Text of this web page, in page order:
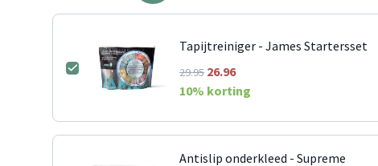
Tapijtreiniger - James Startersset
29.95 26.96
10% korting
Antislip onderkleed - Supreme